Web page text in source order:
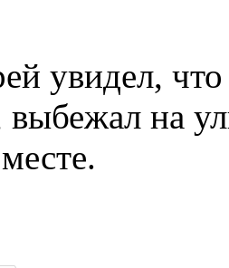
увидел,
выбежал на